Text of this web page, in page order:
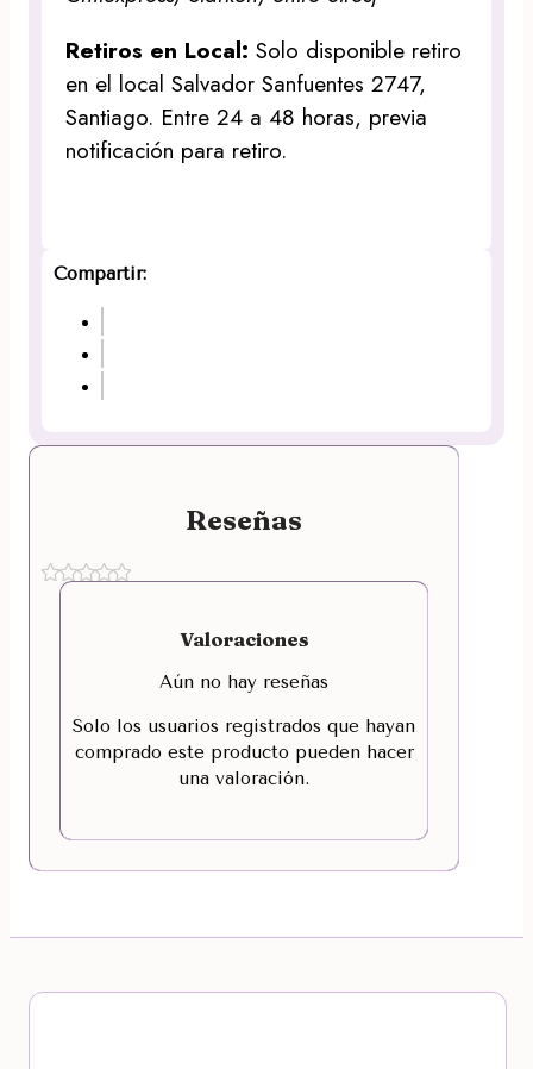
Retiros en Local:Solo disponible retiro
en el local Salvador Sanfuentes 2747,
Santiago. Entre 24 a 48 horas, previa
notificación para retiro.
Compartir:
Reseñas
Valoraciones
Aún no hay reseñas
Solo los usuarios registrados que hayan
comprado este producto pueden hacer
una valoración.